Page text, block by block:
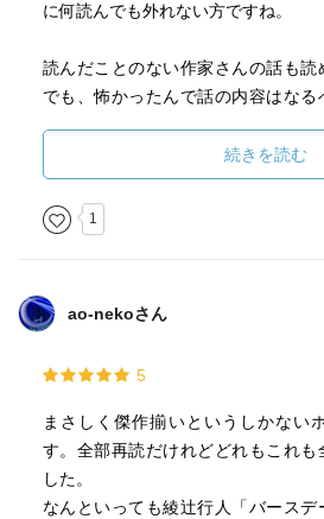
に何読んでも外れない方ですね。
読んだことのない作家さんの話も読
でも、怖かったんで話の内容はなる
続きを読む
1
ao-nekoさん
5
まさしく傑作揃いというしかない
す。全部再読だけれどどれもこれ
した。
なんといっても綾辻行人「バース